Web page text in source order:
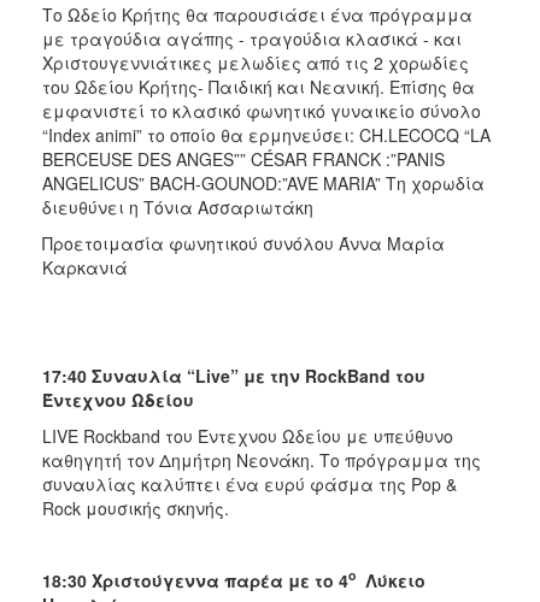
Το Ωδείο Κρήτης θα παρουσιάσει ένα πρόγραμμα
με τραγούδια αγάπης - τραγούδια κλασικά - και
Χριστουγεννιάτικες μελωδίες από τις 2 χορωδίες
του Ωδείου Κρήτης- Παιδική και Νεανική. Επίσης θα
εμφανιστεί το κλασικό φωνητικό γυναικείο σύνολο
“Index animi” το οποίο θα ερμηνεύσει: CH.LECOCQ “LA
BERCEUSE DES ANGES”” CÉSAR FRANCK :”PANIS
ANGELICUS” BACH-GOUNOD:”AVE MARIA” Τη χορωδία
διευθύνει η Τόνια Ασσαριωτάκη
Προετοιμασία φωνητικού συνόλου Άννα Μαρία
Καρκανιά
17:40 Συναυλία “Live” με την RockBand του
Έντεχνου Ωδείου
LIVE Rockband του Έντεχνου Ωδείου με υπεύθυνο
καθηγητή τον Δημήτρη Νεονάκη. Το πρόγραμμα της
συναυλίας καλύπτει ένα ευρύ φάσμα της Pop &
Rock μουσικής σκηνής.
18:30 Χριστούγεννα παρέα με το 4ο Λύκειο